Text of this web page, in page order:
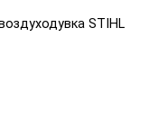
STIHL